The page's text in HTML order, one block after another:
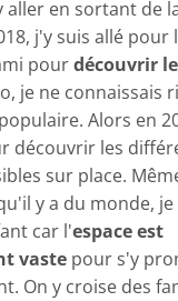
aller en sortant de
j'y suis allé
pourdécouvrir
je ne connaissais
Alors en
découvrir les
sur place.
y a du monde, je
car l'espace est
vastepour s'y
On y croise des